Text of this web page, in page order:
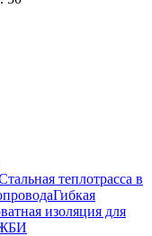
теплотрасса в
Гибкая
изоляция для